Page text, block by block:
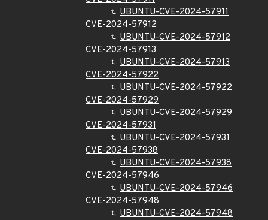
UBUNTU-CVE-2024-57911
CVE-2024-57912
UBUNTU-CVE-2024-57912
CVE-2024-57913
UBUNTU-CVE-2024-57913
CVE-2024-57922
UBUNTU-CVE-2024-57922
CVE-2024-57929
UBUNTU-CVE-2024-57929
CVE-2024-57931
UBUNTU-CVE-2024-57931
CVE-2024-57938
UBUNTU-CVE-2024-57938
CVE-2024-57946
UBUNTU-CVE-2024-57946
CVE-2024-57948
UBUNTU-CVE-2024-57948